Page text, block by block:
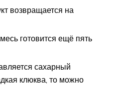
возвращается на
готовится ещё пять
сахарный
клюква, то можно